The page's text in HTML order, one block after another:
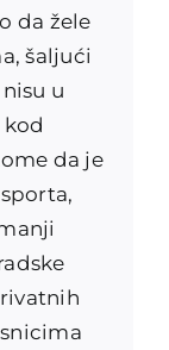
da žele
šaljući
u
da je